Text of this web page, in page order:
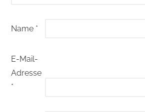
Name *
E-Mail-
Adresse
*